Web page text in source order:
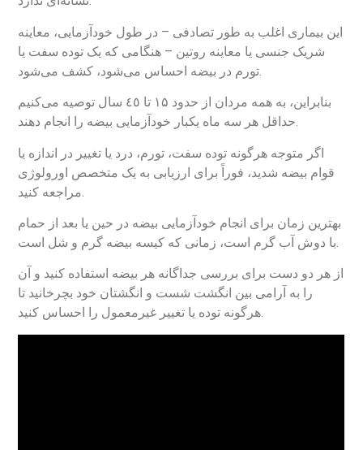
این بیماری اغلب به طور تصادفی – در طول خودآزمایی، معاینه
شریک جنسی یا معاینه روتین – هنگامی که یک توده سفت یا
تورم در بیضه احساس می‌شود، کشف می‌شود.
بنابراین، به همه مردان از حدود ۱۵ تا ٤٥ سال توصیه می‌کنیم
حداقل هر سه ماه یکبار خودآزمایی بیضه را انجام دهند.
اگر متوجه هرگونه توده سفت، تورم، درد یا تغییر در اندازه یا
قوام بیضه شدید، فوراً برای ارزیابی به یک متخصص اورولوژی
بهترین زمان برای انجام خودآزمایی بیضه در حین یا بعد از حمام
با دوش آب گرم است، زمانی که کیسه بیضه گرم و شل است.
از هر دو دست برای بررسی جداگانه هر بیضه استفاده کنید و آن
را به آرامی بین انگشت شست و انگشتان خود بچرخانید تا
هرگونه توده یا تغییر غیرمعمول را احساس کنید.